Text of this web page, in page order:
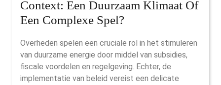
Context: Een Duurzaam Klimaat Of
Een Complexe Spel?
Overheden spelen een cruciale rol in het stimuleren
van duurzame energie door middel van subsidies,
fiscale voordelen en regelgeving. Echter, de
implementatie van beleid vereist een delicate